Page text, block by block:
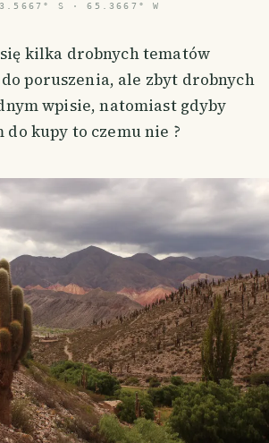
S · 65.3667° W
kilka drobnych tematów
poruszenia, ale zbyt drobnych
wpisie, natomiast gdyby
do kupy to czemu nie ?